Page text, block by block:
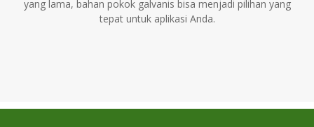
yang lama, bahan pokok galvanis bisa menjadi pilihan yang
tepat untuk aplikasi Anda.